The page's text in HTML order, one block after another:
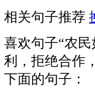
相关句子推荐
喜欢句子“农民
利，拒绝合作
下面的句子：